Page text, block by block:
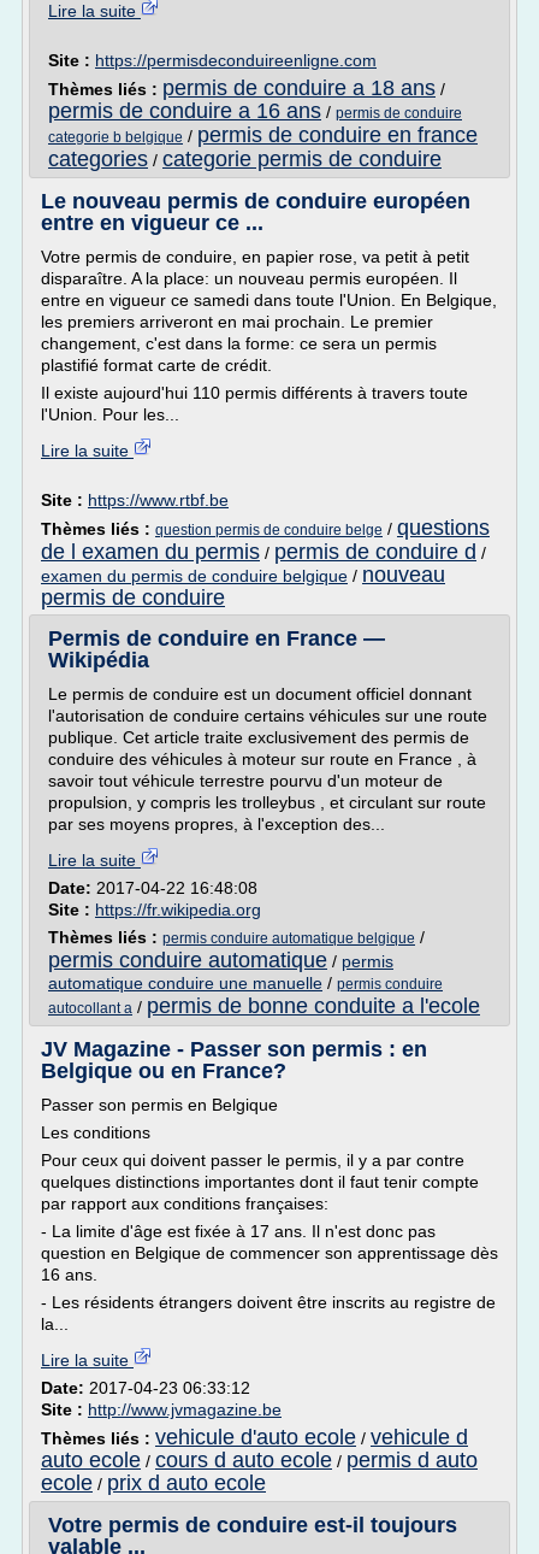
Lire la suite
Site : https://permisdeconduireenligne.com
Thèmes liés : permis de conduire a 18 ans /
permis de conduire a 16 ans / permis de conduire
categorie b belgique / permis de conduire en france
categories / categorie permis de conduire
Le nouveau permis de conduire européen
entre en vigueur ce ...
Votre permis de conduire, en papier rose, va petit à petit
disparaître. A la place: un nouveau permis européen. Il
entre en vigueur ce samedi dans toute l'Union. En Belgique,
les premiers arriveront en mai prochain. Le premier
changement, c'est dans la forme: ce sera un permis
plastifié format carte de crédit.
Il existe aujourd'hui 110 permis différents à travers toute
l'Union. Pour les...
Lire la suite
Site : https://www.rtbf.be
Thèmes liés : question permis de conduire belge / questions
de l examen du permis / permis de conduire d /
examen du permis de conduire belgique / nouveau
permis de conduire
Permis de conduire en France —
Wikipédia
Le permis de conduire est un document officiel donnant
l'autorisation de conduire certains véhicules sur une route
publique. Cet article traite exclusivement des permis de
conduire des véhicules à moteur sur route en France , à
savoir tout véhicule terrestre pourvu d'un moteur de
propulsion, y compris les trolleybus , et circulant sur route
par ses moyens propres, à l'exception des...
Lire la suite
Date: 2017-04-22 16:48:08
Site : https://fr.wikipedia.org
Thèmes liés : permis conduire automatique belgique /
permis conduire automatique / permis
automatique conduire une manuelle / permis conduire
autocollant a / permis de bonne conduite a l'ecole
JV Magazine - Passer son permis : en
Belgique ou en France?
Passer son permis en Belgique
Les conditions
Pour ceux qui doivent passer le permis, il y a par contre
quelques distinctions importantes dont il faut tenir compte
par rapport aux conditions françaises:
- La limite d'âge est fixée à 17 ans. Il n'est donc pas
question en Belgique de commencer son apprentissage dès
16 ans.
- Les résidents étrangers doivent être inscrits au registre de
la...
Lire la suite
Date: 2017-04-23 06:33:12
Site : http://www.jvmagazine.be
Thèmes liés : vehicule d'auto ecole / vehicule d
auto ecole / cours d auto ecole / permis d auto
ecole / prix d auto ecole
Votre permis de conduire est-il toujours
valable ...